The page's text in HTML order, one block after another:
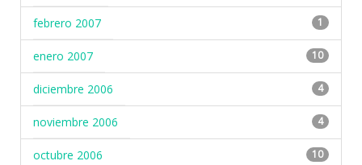
febrero 2007 1
enero 2007 10
diciembre 2006 4
noviembre 2006 4
octubre 2006 10